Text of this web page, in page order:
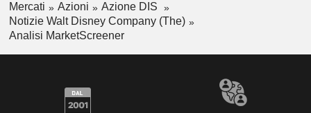
Mercati Azioni
Azione DIS
Notizie Walt Disney Company (The)
Analisi MarketScreener